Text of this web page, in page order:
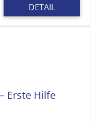
DETAIL
Erste Hilfe